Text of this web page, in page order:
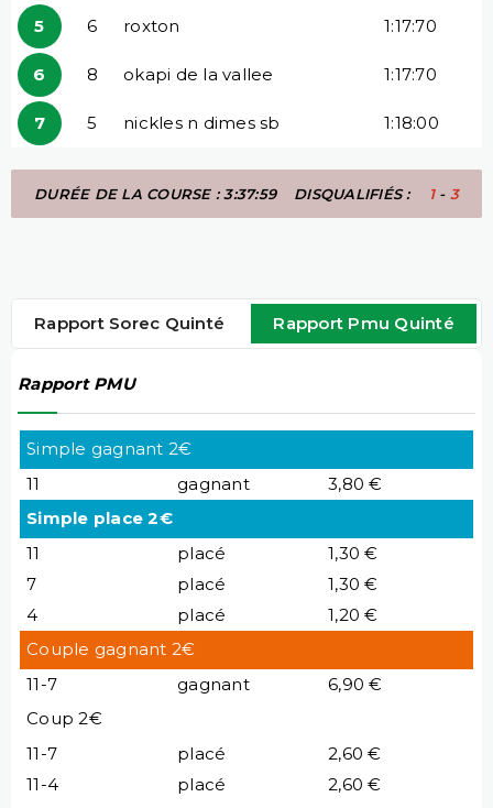
5 6 roxton 1:17:70
6 8 okapi de la vallee 1:17:70
7 5 nickles n dimes sb 1:18:00
DURÉE DE LA COURSE : 3:37:59 DISQUALIFIÉS : 1- 3
Rapport Sorec Quinté Rapport Pmu Quinté
Rapport PMU
Simple gagnant 2€
11
gagnant
3,80 €
Simple place 2€
11
placé
1,30 €
7
placé
1,30 €
4
placé
1,20 €
Couple gagnant 2€
11-7
gagnant
6,90 €
Coup 2€
11-7
placé
2,60 €
11-4
placé
2,60 €